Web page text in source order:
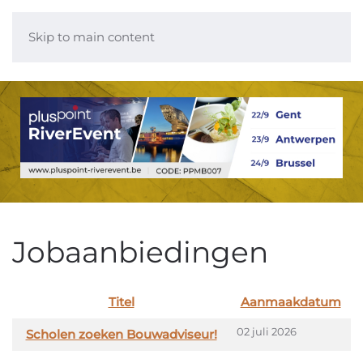
Skip to main content
Jobaanbiedingen
Articles
Titel Aanmaakdatum
Scholen zoeken Bouwadviseur! 02 juli 2026